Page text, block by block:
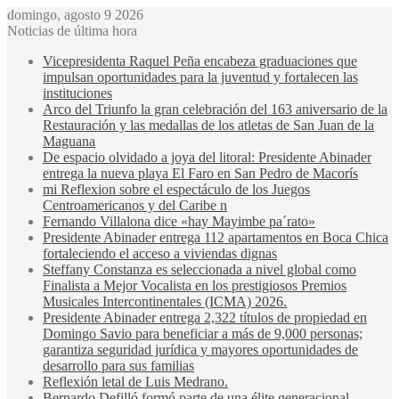
domingo, agosto 9 2026
Noticias de última hora
Vicepresidenta Raquel Peña encabeza graduaciones que
impulsan oportunidades para la juventud y fortalecen las
instituciones
Arco del Triunfo la gran celebración del 163 aniversario de la
Restauración y las medallas de los atletas de San Juan de la
Maguana
De espacio olvidado a joya del litoral: Presidente Abinader
entrega la nueva playa El Faro en San Pedro de Macorís
mi Reflexion sobre el espectáculo de los Juegos
Centroamericanos y del Caribe n
Fernando Villalona dice «hay Mayimbe pa´rato»
Presidente Abinader entrega 112 apartamentos en Boca Chica
fortaleciendo el acceso a viviendas dignas
Steffany Constanza es seleccionada a nivel global como
Finalista a Mejor Vocalista en los prestigiosos Premios
Musicales Intercontinentales (ICMA) 2026.
Presidente Abinader entrega 2,322 títulos de propiedad en
Domingo Savio para beneficiar a más de 9,000 personas;
garantiza seguridad jurídica y mayores oportunidades de
desarrollo para sus familias
Reflexión letal de Luis Medrano.